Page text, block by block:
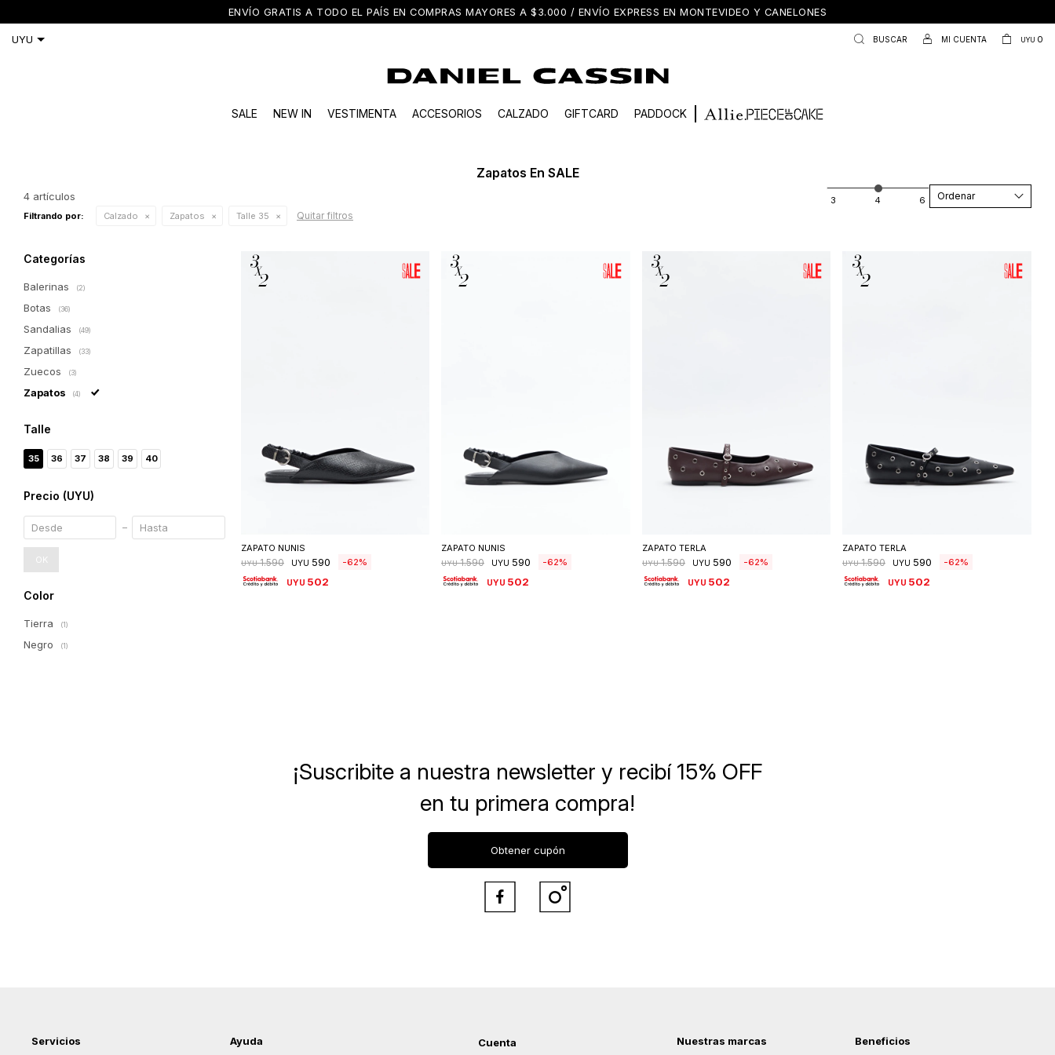
ENVÍO GRATIS A TODO EL PAÍS EN COMPRAS MAYORES A $3.000 / ENVÍO EXPRESS EN MONTEVIDEO Y CANELONES
SALE NEW IN VESTIMENTA ACCESORIOS CALZADO GIFTCARD PADDOCK
UYU 0
Zapatos En SALE
4 artículos Recomendados
Filtrando por: Calzado Zapatos Talle 35 Quitar filtros
ZAPATO NUNIS
UYU 1.590 UYU 590 62
UYU 502
ZAPATO NUNIS
UYU 1.590 UYU 590 62
UYU 502
ZAPATO TERLA
UYU 1.590 UYU 590 62
UYU 502
ZAPATO TERLA
UYU 1.590 UYU 590 62
UYU 502
Categorías
Balerinas (2)
Botas (36)
Sandalias (49)
Zapatillas (33)
Zuecos (3)
Zapatos (4)
Talle
35 36 37 38 39 40
Precio (UYU)
OK
Color
Tierra (1)
Negro (1)
Servicios Ayuda Cuenta Nuestras marcas Beneficios
¡Suscribite a nuestra newsletter y recibí 15% OFF
en tu primera compra!
Obtener cupón
 